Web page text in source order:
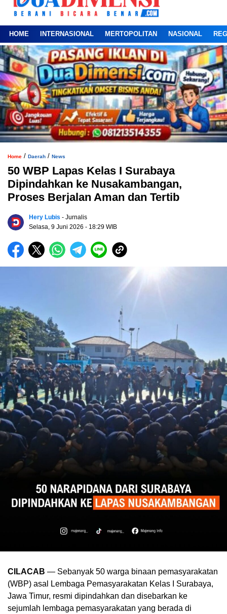
HOME INTERNASIONAL MERTOPOLITAN NASIONAL
Home / Daerah / News
50 WBP Lapas Kelas I Surabaya
Dipindahkan ke Nusakambangan,
Proses Berjalan Aman dan Tertib
Hery Lubis - Jurnalis
Selasa, 9 Juni 2026 - 18:29 WIB
CILACAB — Sebanyak 50 warga binaan pemasyarakatan
(WBP) asal Lembaga Pemasyarakatan Kelas I Surabaya,
Jawa Timur, resmi dipindahkan dan disebarkan ke
sejumlah lembaga pemasyarakatan yang berada di